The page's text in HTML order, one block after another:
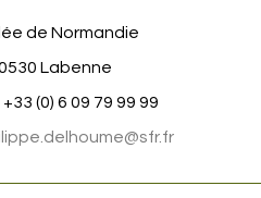
de Normandie
Labenne
(0) 6 09 79 99 99